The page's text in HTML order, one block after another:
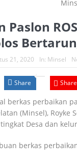
Paslon
21, 2020 In: Minsel
Share Share
berkas perbaikan
(Minsel), Royke
Desa dan
berkas